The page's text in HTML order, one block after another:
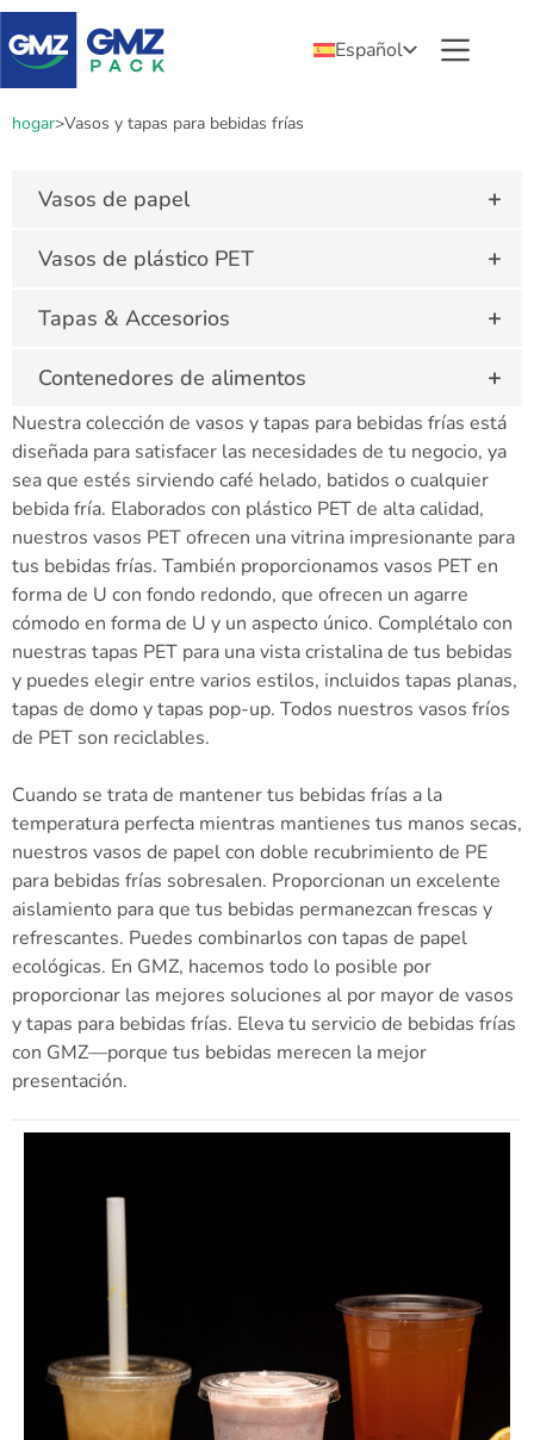
Español
hogar>Vasos y tapas para bebidas frías
+
Vasos de papel
+
Vasos de plástico PET
+
Tapas & Accesorios
+
Contenedores de alimentos
Nuestra colección de vasos y tapas para bebidas frías está
diseñada para satisfacer las necesidades de tu negocio, ya
sea que estés sirviendo café helado, batidos o cualquier
bebida fría. Elaborados con plástico PET de alta calidad,
nuestros vasos PET ofrecen una vitrina impresionante para
tus bebidas frías. También proporcionamos vasos PET en
forma de U con fondo redondo, que ofrecen un agarre
cómodo en forma de U y un aspecto único. Complétalo con
nuestras tapas PET para una vista cristalina de tus bebidas
y puedes elegir entre varios estilos, incluidos tapas planas,
tapas de domo y tapas pop-up. Todos nuestros vasos fríos
de PET son reciclables.
Cuando se trata de mantener tus bebidas frías a la
temperatura perfecta mientras mantienes tus manos secas,
nuestros vasos de papel con doble recubrimiento de PE
para bebidas frías sobresalen. Proporcionan un excelente
aislamiento para que tus bebidas permanezcan frescas y
refrescantes. Puedes combinarlos con tapas de papel
ecológicas. En GMZ, hacemos todo lo posible por
proporcionar las mejores soluciones al por mayor de vasos
y tapas para bebidas frías. Eleva tu servicio de bebidas frías
con GMZ—porque tus bebidas merecen la mejor
presentación.